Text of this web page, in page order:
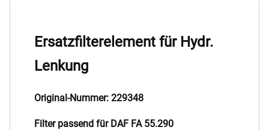
Ersatzfilterelement für Hydr.
Lenkung
Original-Nummer: 229348
Filter passend für DAF FA 55.290